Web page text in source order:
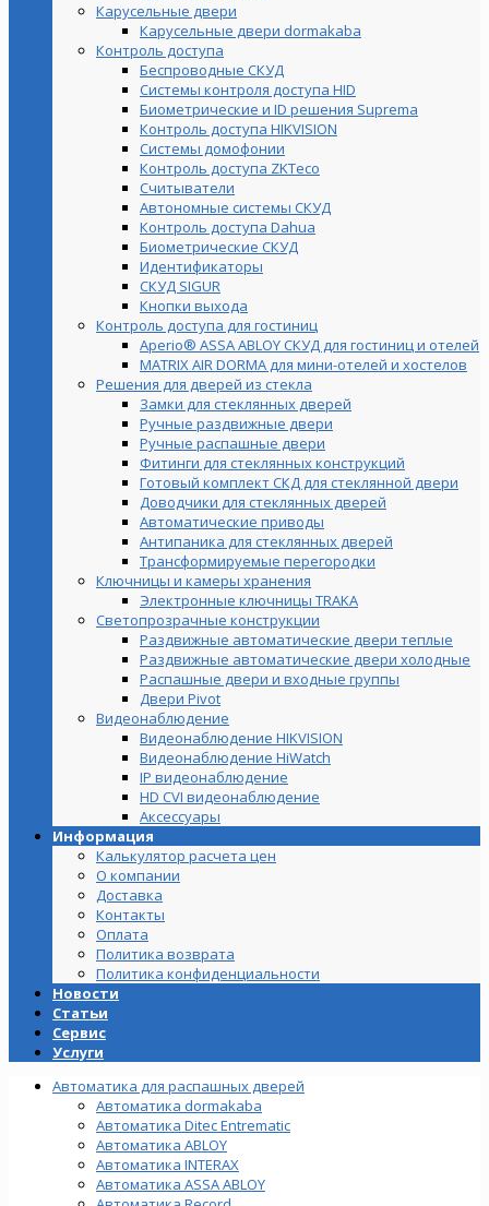
Карусельные двери
Карусельные двери dormakaba
Контроль доступа
Беспроводные СКУД
Системы контроля доступа HID
Биометрические и ID решения Suprema
Контроль доступа HIKVISION
Системы домофонии
Контроль доступа ZKTeco
Считыватели
Автономные системы СКУД
Контроль доступа Dahua
Биометрические СКУД
Идентификаторы
СКУД SIGUR
Кнопки выхода
Контроль доступа для гостиниц
Aperio® ASSA ABLOY СКУД для гостиниц и отелей
MATRIX AIR DORMA для мини-отелей и хостелов
Решения для дверей из стекла
Замки для стеклянных дверей
Ручные раздвижные двери
Ручные распашные двери
Фитинги для стеклянных конструкций
Готовый комплект СКД для стеклянной двери
Доводчики для стеклянных дверей
Автоматические приводы
Антипаника для стеклянных дверей
Трансформируемые перегородки
Ключницы и камеры хранения
Электронные ключницы TRAKA
Светопрозрачные конструкции
Раздвижные автоматические двери теплые
Раздвижные автоматические двери холодные
Распашные двери и входные группы
Двери Pivot
Видеонаблюдение
Видеонаблюдение HIKVISION
Видеонаблюдение HiWatch
IP видеонаблюдение
HD CVI видеонаблюдение
Аксессуары
Информация
Калькулятор расчета цен
О компании
Доставка
Контакты
Оплата
Политика возврата
Политика конфиденциальности
Новости
Статьи
Сервис
Услуги
Автоматика для распашных дверей
Автоматика dormakaba
Автоматика Ditec Entrematic
Автоматика ABLOY
Автоматика INTERAX
Автоматика ASSA ABLOY